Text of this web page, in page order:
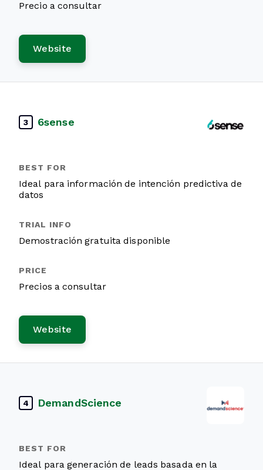
Precio a consultar
Website
3 6sense
Ideal para información de intención predictiva de
datos
Demostración gratuita disponible
Precios a consultar
Website
4 DemandScience
Ideal para generación de leads basada en la